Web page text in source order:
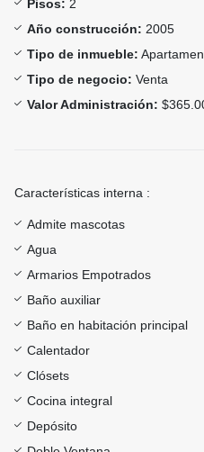
Pisos: 2
Año construcción: 2005
Tipo de inmueble:
Tipo de negocio: Venta
Valor Administración:
Características interna :
Admite mascotas
Agua
Armarios Empotrados
Baño auxiliar
Baño en habitación principal
Calentador
Clósets
Cocina integral
Depósito